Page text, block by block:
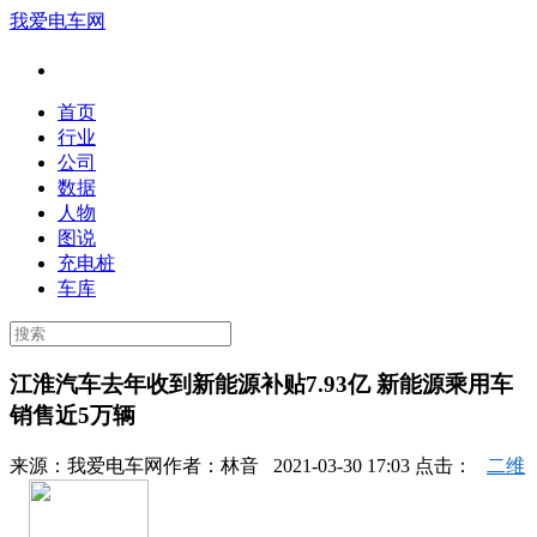
我爱电车网
首页
行业
公司
数据
人物
图说
充电桩
车库
江淮汽车去年收到新能源补贴7.93亿 新能源乘用车
销售近5万辆
来源： 我爱电车网作者： 林音 2021-03-30 17:03 点击： 二维